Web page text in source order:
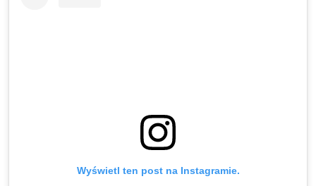
Wyświetl ten post na Instagramie.